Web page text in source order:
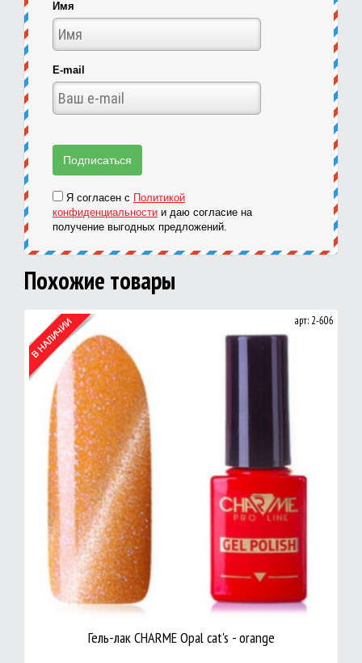
Имя
E-mail
Я согласен с Политикой
конфиденциальности и даю согласие на
получение выгодных предложений.
Похожие товары
арт: 2-606
Гель-лак CHARME Opal cat's - orange